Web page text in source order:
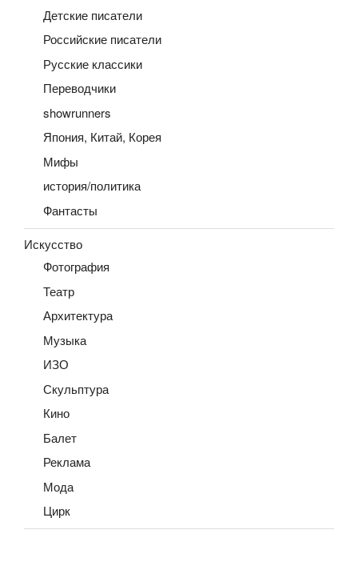
Детские писатели
Российские писатели
Русские классики
Переводчики
showrunners
Япония, Китай, Корея
Мифы
история/политика
Фантасты
Искусство
Фотография
Театр
Архитектура
Музыка
ИЗО
Скульптура
Кино
Балет
Реклама
Мода
Цирк